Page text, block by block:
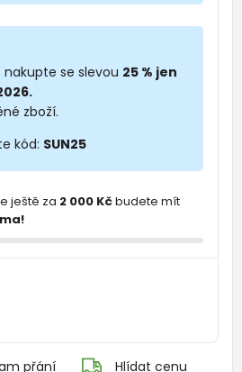
nakupte se slevou 25 % jen
zboží.
kód: SUN25
ještě za 2 000 Kčbudete mít
přání Hlídat cenu